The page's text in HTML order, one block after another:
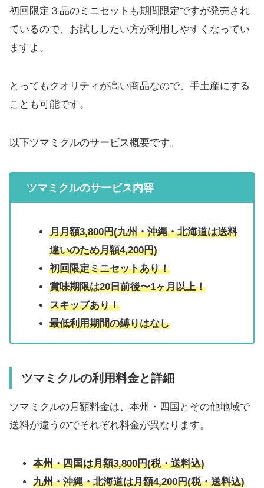
初回限定３品のミニセットも期間限定ですが発売され
ているので、お試ししたい方が利用しやすくなってい
ますよ。
とってもクオリティが高い商品なので、手土産にする
ことも可能です。
以下ツマミクルのサービス概要です。
ツマミクルのサービス内容
月月額3,800円(九州・沖縄・北海道は送料
違いのため月額4,200円)
初回限定ミニセットあり！
賞味期限は20日前後〜1ヶ月以上！
スキップあり！
最低利用期間の縛りはなし
ツマミクルの利用料金と詳細
ツマミクルの月額料金は、本州・四国とその他地域で
送料が違うのでそれぞれ料金が異なります。
本州・四国は月額3,800円(税・送料込)
九州・沖縄・北海道は月額4,200円(税・送料込)